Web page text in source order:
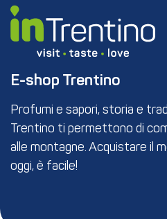
E-shop Trentino
Profumi e sapori, storia e
Trentino ti permettono di
alle montagne. Acquistare il
oggi, è facile!